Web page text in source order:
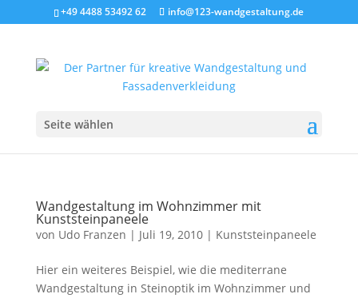
+49 4488 53492 62 info@123-wandgestaltung.de
Seite wählen
Wandgestaltung im Wohnzimmer mit
Kunststeinpaneele
von Udo Franzen | Juli 19, 2010| Kunststeinpaneele
Hier ein weiteres Beispiel, wie die mediterrane
Wandgestaltung in Steinoptik im Wohnzimmer und